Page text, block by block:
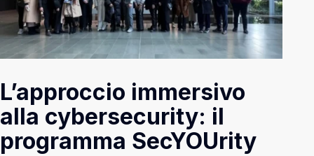
L’approccio immersivo
alla cybersecurity: il
programma SecYOUrity